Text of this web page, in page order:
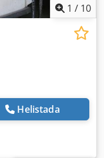
1 / 10
Helistada